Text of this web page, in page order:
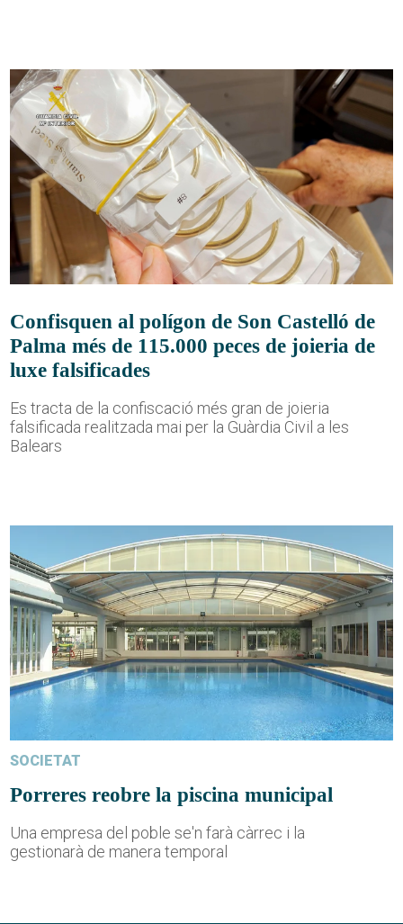
Confisquen al polígon de Son Castelló de
Palma més de 115.000 peces de joieria de
luxe falsificades
Es tracta de la confiscació més gran de joieria
falsificada realitzada mai per la Guàrdia Civil a les
Balears
SOCIETAT
Porreres reobre la piscina municipal
Una empresa del poble se'n farà càrrec i la
gestionarà de manera temporal